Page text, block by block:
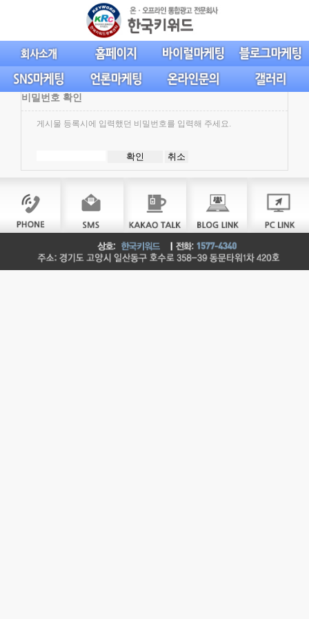
비밀번호 확인
게시물 등록시에 입력했던 비밀번호를 입력해 주세요.